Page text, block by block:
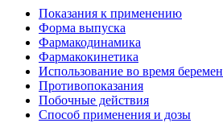
Показания к применению
Форма выпуска
Фармакодинамика
Фармакокинетика
Использование во время
Противопоказания
Побочные действия
Способ применения и дозы